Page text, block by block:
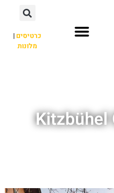
כרטיסים|
מלונות
Kitzbühel